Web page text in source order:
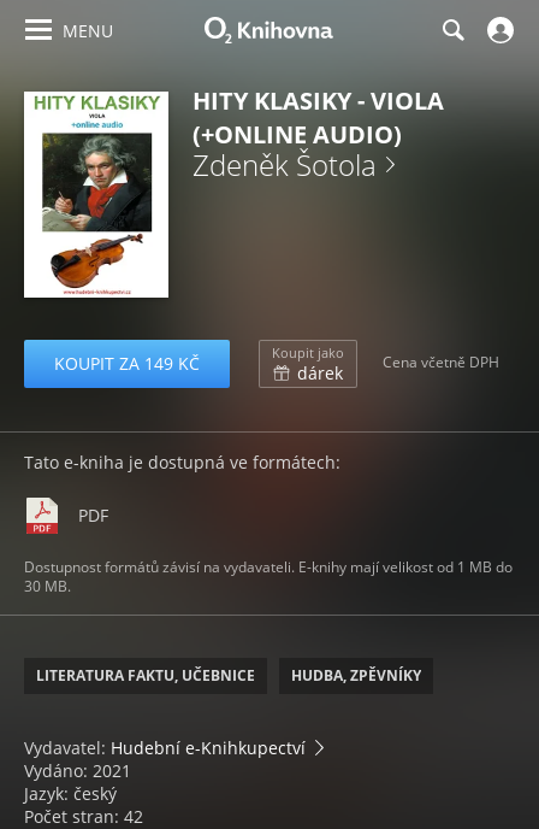
MENU
HITY KLASIKY - VIOLA
(+ONLINE AUDIO)
Zdeněk Šotola
KOUPIT ZA 149 KČ Koupit jako
dárek Cena včetně DPH
Tato e-kniha je dostupná ve formátech:
PDF
Dostupnost formátů závisí na vydavateli. E-knihy mají velikost od 1 MB do
30 MB.
LITERATURA FAKTU, UČEBNICE HUDBA, ZPĚVNÍKY
Vydavatel: Hudební e-Knihkupectví
Vydáno: 2021
Jazyk: český
Počet stran: 42